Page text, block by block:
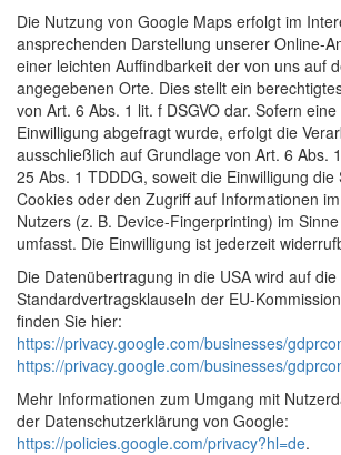
Die Nutzung von Google Maps erfolgt im
ansprechenden Darstellung unserer Online-
einer leichten Auffindbarkeit der von uns auf
angegebenen Orte. Dies stellt ein
von Art. 6 Abs. 1 lit. f DSGVO dar. Sofern
Einwilligung abgefragt wurde, erfolgt die
ausschließlich auf Grundlage von Art. 6 Abs.
25 Abs. 1 TDDDG, soweit die Einwilligung die
Cookies oder den Zugriff auf Informationen
Nutzers (z. B. Device-Fingerprinting) im
umfasst. Die Einwilligung ist jederzeit
Die Datenübertragung in die USA wird auf die
Standardvertragsklauseln der EU-
finden Sie hier:
https://privacy.google.com/businesses/
https://privacy.google.com/businesses/
Mehr Informationen zum Umgang mit
der Datenschutzerklärung von Google:
https://policies.google.com/privacy?hl=de.